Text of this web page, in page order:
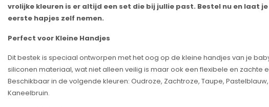
vrolijke kleuren is er altijd een set die bij jullie past. Bestel nu en laat
eerste hapjes zelf nemen.
Perfect voor Kleine Handjes
Dit bestek is speciaal ontworpen met het oog op de kleine handjes van je
siliconen materiaal, wat niet alleen veilig is maar ook een flexibele en zachte
Beschikbaar in de volgende kleuren: Oudroze, Zachtroze, Taupe,
Kaneelbruin.